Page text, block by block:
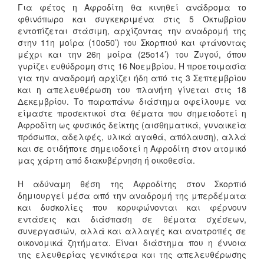
Για φέτος η Αφροδίτη θα κινηθεί ανάδρομα το
φθινόπωρο και συγκεκριμένα στις 5 Οκτωβρίου
εντοπίζεται στάσιμη, αρχίζοντας την αναδρομή της
στην 11η μοίρα (10ο50’) του Σκορπιού και φτάνοντας
μέχρι και την 26η μοίρα (25ο14’) του Ζυγού, όπου
γυρίζει ευθύδρομη στις 16 Νοεμβρίου. Η προετοιμασία
για την αναδρομή αρχίζει ήδη από τις 3 Σεπτεμβρίου
και η απελευθέρωση του πλανήτη γίνεται στις 18
Δεκεμβρίου. Το παραπάνω διάστημα οφείλουμε να
είμαστε προσεκτικοί στα θέματα που σημειοδοτεί η
Αφροδίτη ως φυσικός δείκτης (αισθηματικά, γυναικεία
πρόσωπα, αδελφές, υλικά αγαθά, απόλαυση), αλλά
και σε οτιδήποτε σημειοδοτεί η Αφροδίτη στον ατομικό
μας χάρτη από διακυβέρνηση ή οικοθεσία.
Η αδύναμη θέση της Αφροδίτης στον Σκορπιό
δημιουργεί μέσα από την αναδρομή της μπερδέματα
και δυσκολίες που κορυφώνονται και φέρνουν
εντάσεις και διάσπαση σε θέματα σχέσεων,
συνεργασιών, αλλά και αλλαγές και ανατροπές σε
οικονομικά ζητήματα. Είναι διάστημα που η έννοια
της ελευθερίας γενικότερα και της απελευθέρωσης